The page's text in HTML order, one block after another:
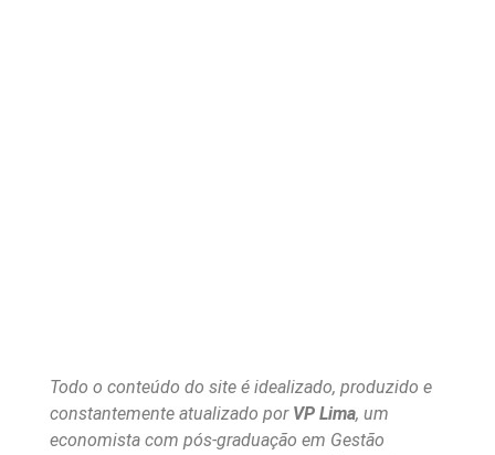
Todo o conteúdo do site é idealizado, produzido e
constantemente atualizado por VP Lima, um
economista com pós-graduação em Gestão